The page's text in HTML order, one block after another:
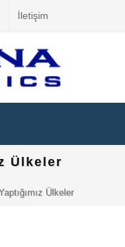
İletişim
Ülkeler
Ülkeler